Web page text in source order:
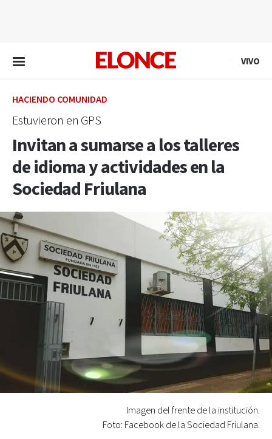
VIVO
HACIENDO COMUNIDAD
Estuvieron en GPS
Invitan a sumarse a los talleres
de idioma y actividades en la
Sociedad Friulana
Imagen del frente de la institución.
Foto: Facebook de la Sociedad Friulana.